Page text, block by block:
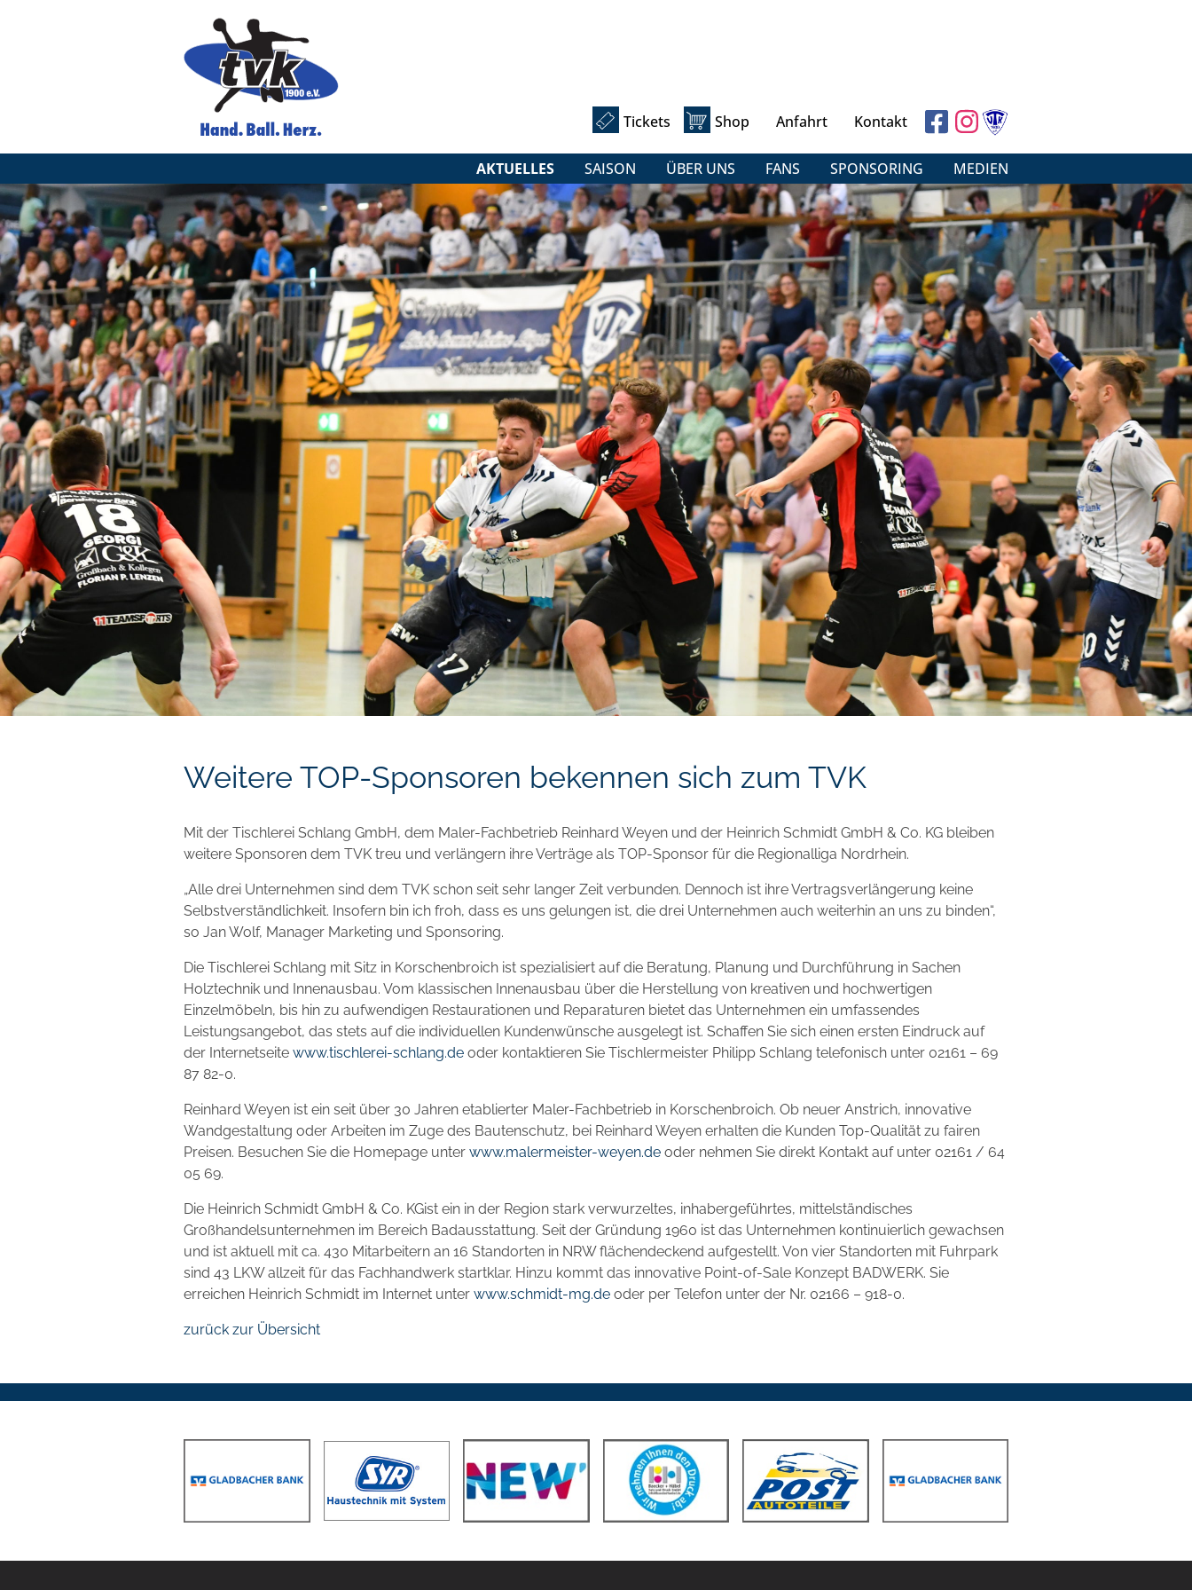
Kontakt
Anfahrt
Shop
Tickets
AKTUELLES SAISON ÜBER UNS FANS SPONSORING MEDIEN
Weitere TOP-Sponsoren bekennen sich zum TVK
Mit der Tischlerei Schlang GmbH, dem Maler-Fachbetrieb Reinhard Weyen und der Heinrich Schmidt GmbH & Co. KG bleiben
weitere Sponsoren dem TVK treu und verlängern ihre Verträge als TOP-Sponsor für die Regionalliga Nordrhein.
„Alle drei Unternehmen sind dem TVK schon seit sehr langer Zeit verbunden. Dennoch ist ihre Vertragsverlängerung keine
Selbstverständlichkeit. Insofern bin ich froh, dass es uns gelungen ist, die drei Unternehmen auch weiterhin an uns zu binden“,
so Jan Wolf, Manager Marketing und Sponsoring.
Die Tischlerei Schlang mit Sitz in Korschenbroich ist spezialisiert auf die Beratung, Planung und Durchführung in Sachen
Holztechnik und Innenausbau. Vom klassischen Innenausbau über die Herstellung von kreativen und hochwertigen
Einzelmöbeln, bis hin zu aufwendigen Restaurationen und Reparaturen bietet das Unternehmen ein umfassendes
Leistungsangebot, das stets auf die individuellen Kundenwünsche ausgelegt ist. Schaffen Sie sich einen ersten Eindruck auf
der Internetseite www.tischlerei-schlang.de oder kontaktieren Sie Tischlermeister Philipp Schlang telefonisch unter 02161 – 69
87 82-0.
Reinhard Weyen ist ein seit über 30 Jahren etablierter Maler-Fachbetrieb in Korschenbroich. Ob neuer Anstrich, innovative
Wandgestaltung oder Arbeiten im Zuge des Bautenschutz, bei Reinhard Weyen erhalten die Kunden Top-Qualität zu fairen
Preisen. Besuchen Sie die Homepage unter www.malermeister-weyen.de oder nehmen Sie direkt Kontakt auf unter 02161 / 64
05 69.
Die Heinrich Schmidt GmbH & Co. KGist ein in der Region stark verwurzeltes, inhabergeführtes, mittelständisches
Großhandelsunternehmen im Bereich Badausstattung. Seit der Gründung 1960 ist das Unternehmen kontinuierlich gewachsen
und ist aktuell mit ca. 430 Mitarbeitern an 16 Standorten in NRW flächendeckend aufgestellt. Von vier Standorten mit Fuhrpark
sind 43 LKW allzeit für das Fachhandwerk startklar. Hinzu kommt das innovative Point-of-Sale Konzept BADWERK. Sie
erreichen Heinrich Schmidt im Internet unter www.schmidt-mg.de oder per Telefon unter der Nr. 02166 – 918-0.
zurück zur Übersicht